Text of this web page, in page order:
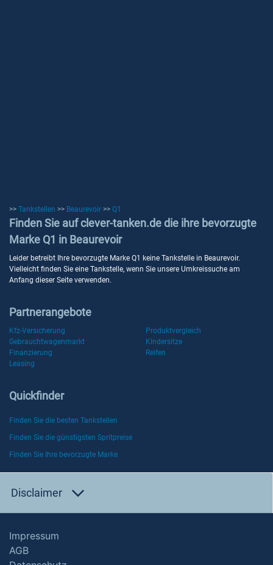
>> Tankstellen >> Beaurevoir >> Q1
Finden Sie auf clever-tanken.de die ihre bevorzugte
Marke Q1 in Beaurevoir
Leider betreibt Ihre bevorzugte Marke Q1 keine Tankstelle in Beaurevoir.
Vielleicht finden Sie eine Tankstelle, wenn Sie unsere Umkreissuche am
Anfang dieser Seite verwenden.
Partnerangebote
Kfz-Versicherung
Produktvergleich
Gebrauchtwagenmarkt
Kindersitze
Finanzierung
Reifen
Leasing
Quickfinder
Finden Sie die besten Tankstellen
Finden Sie die günstigsten Spritpreise
Finden Sie Ihre bevorzugte Marke
Disclaimer
Impressum
AGB